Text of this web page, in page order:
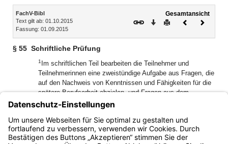
Inhalt
FachV-Bibl
Text gilt ab: 01.10.2015
Fassung: 01.09.2015
Gesamtansicht
Download
DruckenVorheriges
§ 55 Schriftliche Prüfung
1 Im schriftlichen Teil bearbeiten die Teilnehmer und
Teilnehmerinnen eine zweistündige Aufgabe aus Fragen, die
auf den Nachweis von Kenntnissen und Fähigkeiten für die
spätere Berufsarbeit abzielen, und Fragen aus dem
Allgemeinwissen unter besonderer Berücksichtigung
staatsbürgerlicher Kenntnisse.
mehreren Teilen bestehen und Testverfahren einschließen,
die dem Ziel des Zulassungsverfahrens entsprechen.